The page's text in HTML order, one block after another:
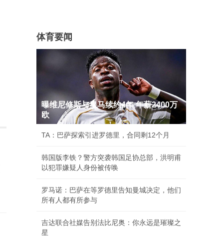
体育要闻
曝维尼修斯与皇马续约4年 年薪2400万
欧
TA：巴萨探索引进罗德里，合同剩12个月
韩国版李铁？警方突袭韩国足协总部，洪明甫
以犯罪嫌疑人身份被传唤
罗马诺：巴萨在等罗德里告知曼城决定，他们
所有人都有所参与
吉达联合社媒告别法比尼奥：你永远是璀璨之
星